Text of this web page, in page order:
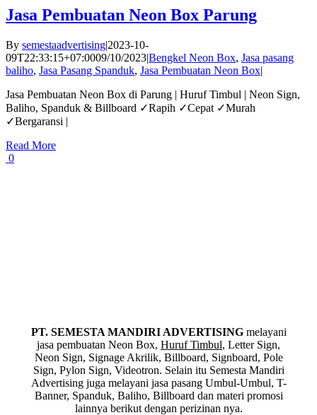
Jasa Pembuatan Neon Box Parung
By semestaadvertising|2023-10-
09T22:33:15+07:0009/10/2023|Bengkel Neon Box, Jasa pasang
baliho, Jasa Pasang Spanduk, Jasa Pembuatan Neon Box|
Jasa Pembuatan Neon Box di Parung | Huruf Timbul | Neon Sign,
Baliho, Spanduk & Billboard ✓Rapih ✓Cepat ✓Murah
✓Bergaransi |
Read More
0
PT. SEMESTA MANDIRI ADVERTISINGmelayani
jasa pembuatan Neon Box, Huruf Timbul, Letter Sign,
Neon Sign, Signage Akrilik, Billboard, Signboard, Pole
Sign, Pylon Sign, Videotron. Selain itu Semesta Mandiri
Advertising juga melayani jasa pasang Umbul-Umbul, T-
Banner, Spanduk, Baliho, Billboard dan materi promosi
lainnya berikut dengan perizinan nya.